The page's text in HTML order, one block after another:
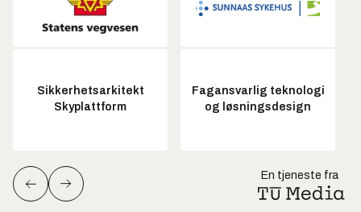
Sikkerhetsarkitekt
Skyplattform
Fagansvarlig teknologi
og løsningsdesign
En tjeneste fra